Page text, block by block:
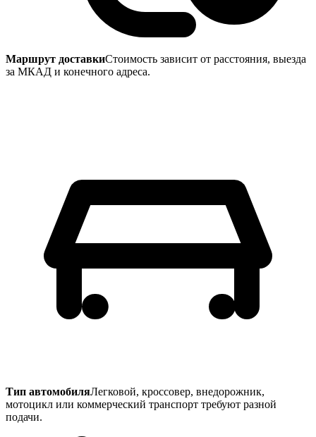
Маршрут доставкиСтоимость зависит от расстояния, выезда
за МКАД и конечного адреса.
Тип автомобиляЛегковой, кроссовер, внедорожник,
мотоцикл или коммерческий транспорт требуют разной
подачи.